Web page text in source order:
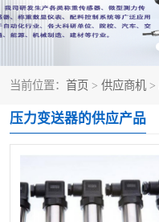
当前位置： 首页 > 供应商机 >
压力变送器的供应产品
压力变送器
位移传感器